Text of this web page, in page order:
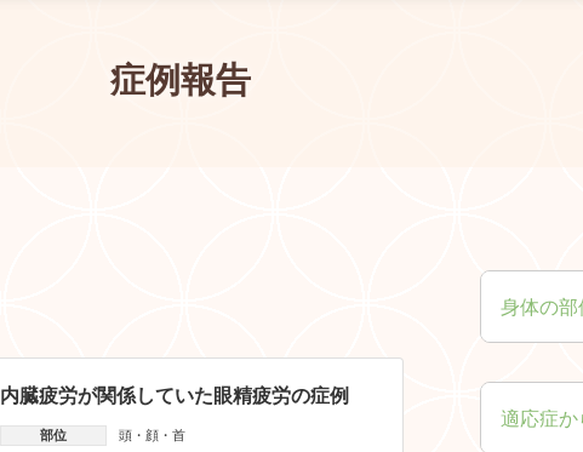
症例報告
内臓疲労が関係していた眼精疲労の症例
部位
頭・顔・首
身体の部
肩・腕
適応症か